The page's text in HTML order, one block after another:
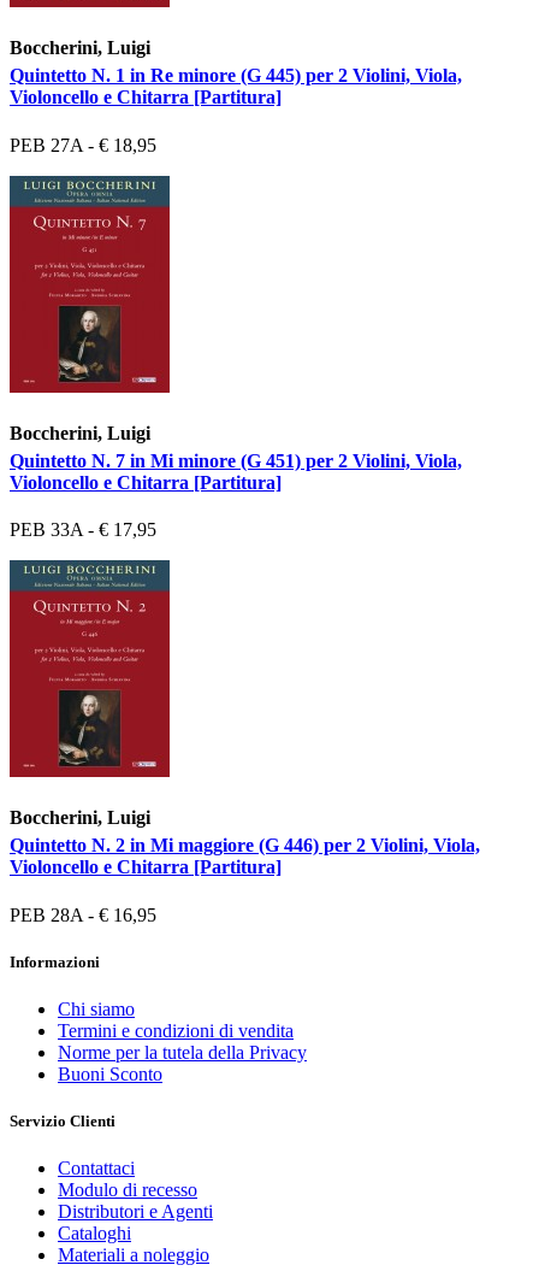
Boccherini, Luigi
Quintetto N. 1 in Re minore (G 445) per 2 Violini, Viola,
Violoncello e Chitarra [Partitura]
PEB 27A - € 18,95
Boccherini, Luigi
Quintetto N. 7 in Mi minore (G 451) per 2 Violini, Viola,
Violoncello e Chitarra [Partitura]
PEB 33A - € 17,95
Boccherini, Luigi
Quintetto N. 2 in Mi maggiore (G 446) per 2 Violini, Viola,
Violoncello e Chitarra [Partitura]
PEB 28A - € 16,95
Informazioni
Chi siamo
Termini e condizioni di vendita
Norme per la tutela della Privacy
Buoni Sconto
Servizio Clienti
Contattaci
Modulo di recesso
Distributori e Agenti
Cataloghi
Materiali a noleggio